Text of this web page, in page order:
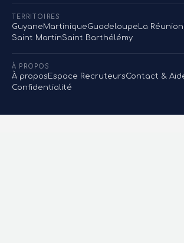
TERRITOIRES
GuyaneMartiniqueGuadeloupe La Réunion
Saint MartinSaint Barthélémy
À PROPOS
À propos Espace RecruteursContact &
Confidentialité